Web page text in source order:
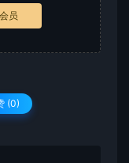
员
(0)